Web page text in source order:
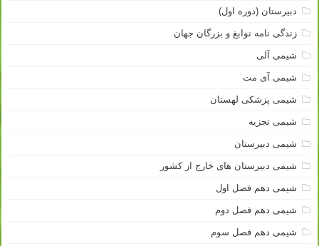
دبیرستان (دوره اول)
زندگی نامه نوابغ و بزرگان جهان
شیمی آلی
شیمی آی مت
شیمی پزشکی لهستان
شیمی تجزیه
شیمی دبیرستان
شیمی دبیرستان های خارج از کشور
شیمی دهم فصل اول
شیمی دهم فصل دوم
شیمی دهم فصل سوم